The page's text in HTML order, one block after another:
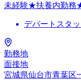
未経験★扶養内勤務
デパートスタ
勤務地
面接地
宮城県仙台市青葉区